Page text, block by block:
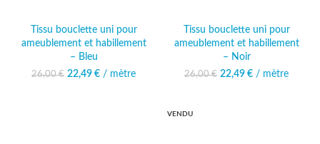
Tissu bouclette uni pour
ameublement et habillement
– Bleu
26,00€
Le prix initial était :
22,49 €
Le prix
/ mètre
Tissu bouclette uni pour
ameublement et habillement
– Noir
26,00€
Le prix initial était :
22,49 €
Le prix
/ mètre
VENDU